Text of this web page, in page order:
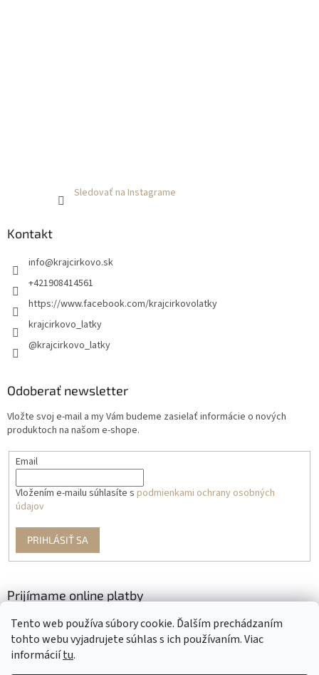
Tento web používa súbory cookie. Ďalším prechádzaním
tohto webu vyjadrujete súhlas s ich používaním. Viac
informáciítu.
Sledovať na Instagrame
Kontakt
info@krajcirkovo.sk
+421908414561
https://www.facebook.com/krajcirkovolatky
krajcirkovo_latky
@krajcirkovo_latky
Odoberať newsletter
Vložte svoj e-mail a my Vám budeme zasielať informácie o nových
produktoch na našom e-shope.
Email
Vložením e-mailu súhlasíte s podmienkami ochrany osobných
údajov
PRIHLÁSIŤ SA
Prijímame online platby